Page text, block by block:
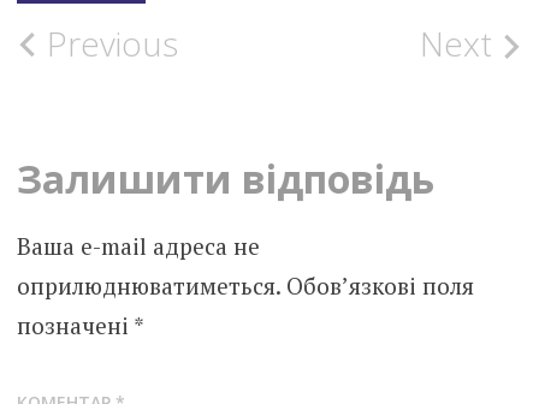
Post
Previous Next
Залишити відповідь
Ваша e-mail адреса не
оприлюднюватиметься. Обов’язкові поля
позначені *